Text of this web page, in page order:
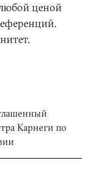
ценой
Карнеги по